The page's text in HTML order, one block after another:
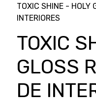
TOXIC SHINE - HOLY
INTERIORES
TOXIC
GLOSS
DE